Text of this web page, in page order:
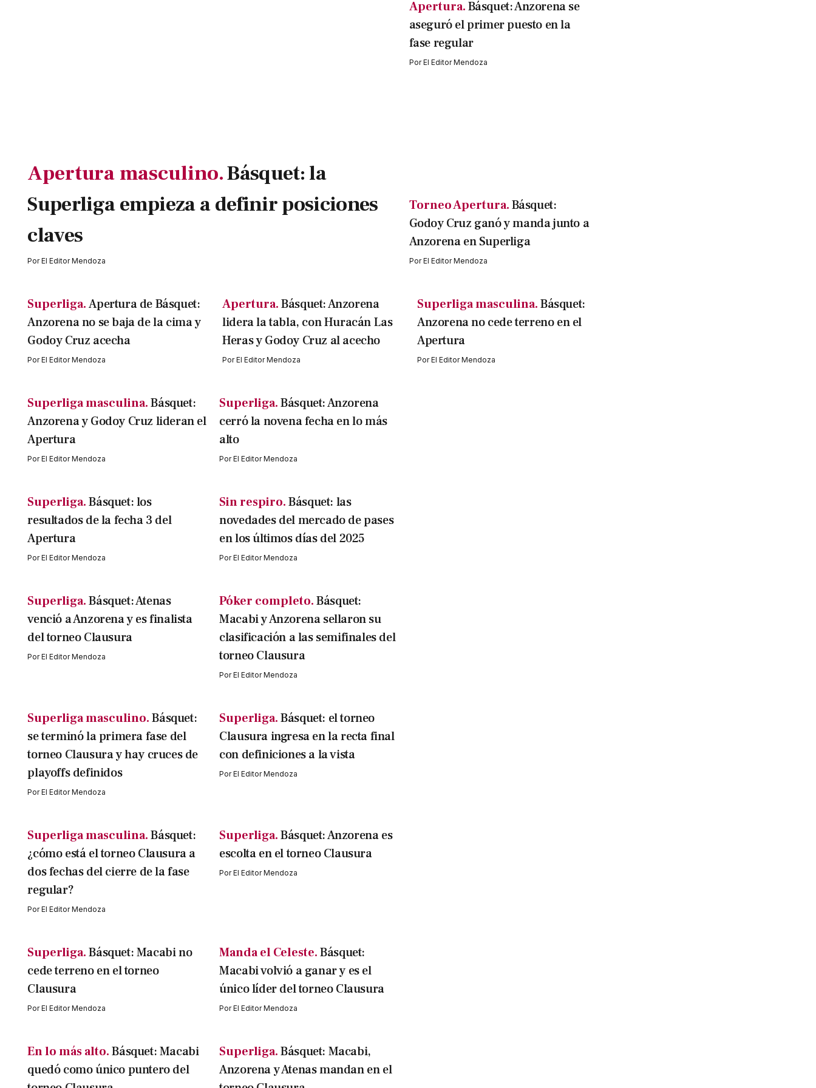
Apertura masculino.Básquet: la
Superliga empieza a definir posiciones
claves
PorEl Editor Mendoza
Apertura.Básquet: Anzorena se
aseguró el primer puesto en la
fase regular
PorEl Editor Mendoza
Torneo Apertura.Básquet:
Godoy Cruz ganó y manda junto a
Anzorena en Superliga
PorEl Editor Mendoza
Superliga. Apertura de Básquet:
Anzorena no se baja de la cima y
Godoy Cruz acecha
PorEl Editor Mendoza
Apertura.Básquet: Anzorena
lidera la tabla, con Huracán Las
Heras y Godoy Cruz al acecho
PorEl Editor Mendoza
Superliga masculina.Básquet:
Anzorena no cede terreno en el
Apertura
PorEl Editor Mendoza
Superliga masculina. Básquet:
Anzorena y Godoy Cruz lideran el
Apertura
PorEl Editor Mendoza
Superliga.Básquet: Anzorena
cerró la novena fecha en lo más
alto
PorEl Editor Mendoza
Superliga. Básquet: los
resultados de la fecha 3 del
Apertura
PorEl Editor Mendoza
Sin respiro.Básquet: las
novedades del mercado de pases
en los últimos días del 2025
PorEl Editor Mendoza
Superliga. Básquet: Atenas
venció a Anzorena y es finalista
del torneo Clausura
PorEl Editor Mendoza
Póker completo.Básquet:
Macabi y Anzorena sellaron su
clasificación a las semifinales del
torneo Clausura
PorEl Editor Mendoza
Superliga masculino. Básquet:
se terminó la primera fase del
torneo Clausura y hay cruces de
playoffs definidos
PorEl Editor Mendoza
Superliga.Básquet: el torneo
Clausura ingresa en la recta final
con definiciones a la vista
PorEl Editor Mendoza
Superliga masculina. Básquet:
¿cómo está el torneo Clausura a
dos fechas del cierre de la fase
regular?
PorEl Editor Mendoza
Superliga.Básquet: Anzorena es
escolta en el torneo Clausura
PorEl Editor Mendoza
Superliga. Básquet: Macabi no
cede terreno en el torneo
Clausura
PorEl Editor Mendoza
Manda el Celeste.Básquet:
Macabi volvió a ganar y es el
único líder del torneo Clausura
PorEl Editor Mendoza
En lo más alto. Básquet: Macabi
quedó como único puntero del
Superliga.Básquet: Macabi,
Anzorena y Atenas mandan en el